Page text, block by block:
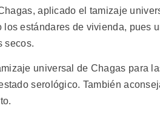
aplicado el tamizaje
los estándares de vivienda, pues
secos.
universal de Chagas para
serológico. También